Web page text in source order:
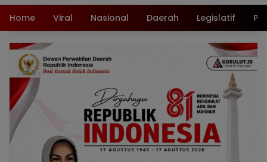
Home Viral Nasional Daerah Legislatif